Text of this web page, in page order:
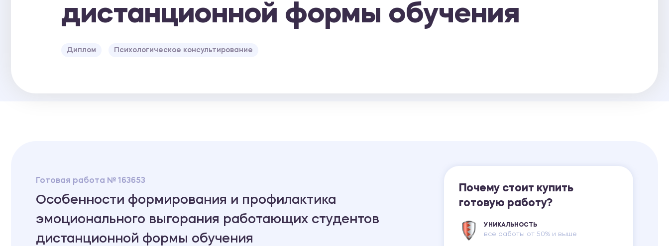
дистанционной формы обучения
Диплом Психологическое консультирование
Готовая работа № 163653
Особенности формирования и профилактика
эмоционального выгорания работающих студентов
дистанционной формы обучения
Почему стоит купить
готовую работу?
УНИКАЛЬНОСТЬ
все работы от 50% и выше